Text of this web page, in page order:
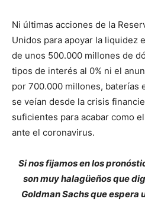
Ni últimas acciones de la
Unidos para apoyar la liquidez
de unos 500.000 millones de
tipos de interés al 0% ni el
por 700.000 millones, baterías
se veían desde la crisis
suficientes para acabar como
ante el coronavirus.
Si nos fijamos en los
son muy halagüeños que
Goldman Sachs que espera